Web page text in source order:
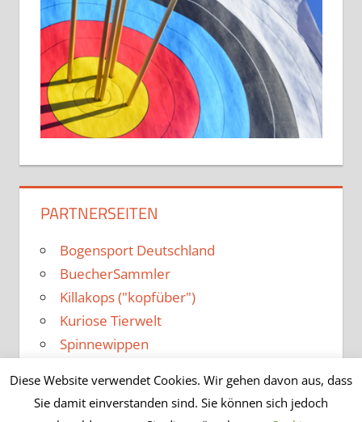
PARTNERSEITEN
Bogensport Deutschland
BuecherSammler
Killakops ("kopfüber")
Kuriose Tierwelt
Spinnewippen
Diese Website verwendet Cookies. Wir gehen davon aus, dass
Sie damit einverstanden sind. Sie können sich jedoch